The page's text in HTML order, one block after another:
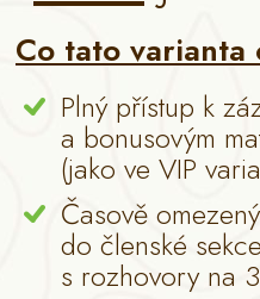
Co tato varianta
Plný přístup k
a bonusovým
(jako ve VIP
Časově
do členské sekce
s rozhovory na